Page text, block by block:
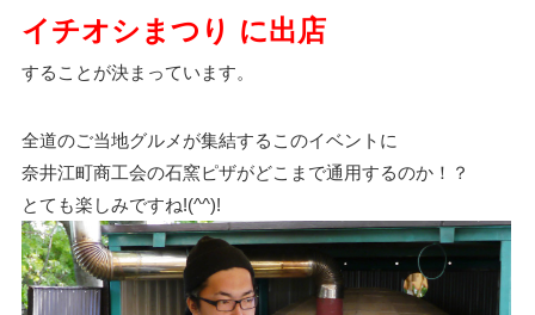
イチオシまつり に出店
することが決まっています。
全道のご当地グルメが集結するこのイベントに
奈井江町商工会の石窯ピザがどこまで通用するのか！？
とても楽しみですね!(^^)!